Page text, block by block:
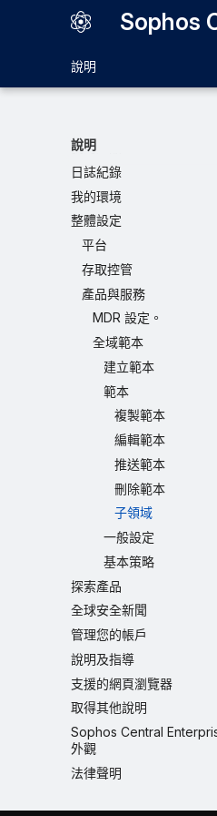
Sophos
說明
說明
Sophos Central
我的產品
日誌紀錄
我的環境
整體設定
平台
存取控管
產品與服務
MDR 設定。
全域範本
建立範本
範本
複製範本
編輯範本
推送範本
刪除範本
子領域
一般設定
基本策略
探索產品
全球安全新聞
管理您的帳戶
說明及指導
支援的網頁瀏覽器
取得其他說明
Sophos Central
外觀
法律聲明